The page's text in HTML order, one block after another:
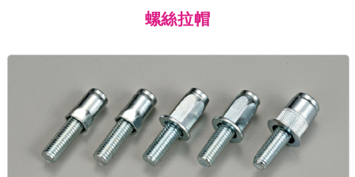
螺絲拉帽